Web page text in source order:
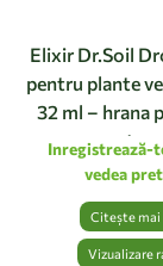
Elixir Dr.Soil
pentru plante
32 ml – hrana
Inregistrează-
vedea
Citește mai
Vizualizare